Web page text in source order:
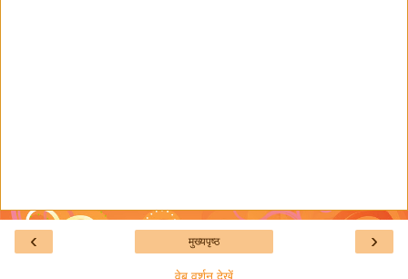
‹ ›
मुख्यपृष्ठ
वेब वर्शन देखें